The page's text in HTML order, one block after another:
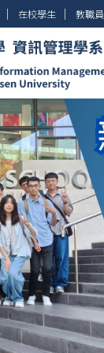
│ 在校學生 │ 教職員